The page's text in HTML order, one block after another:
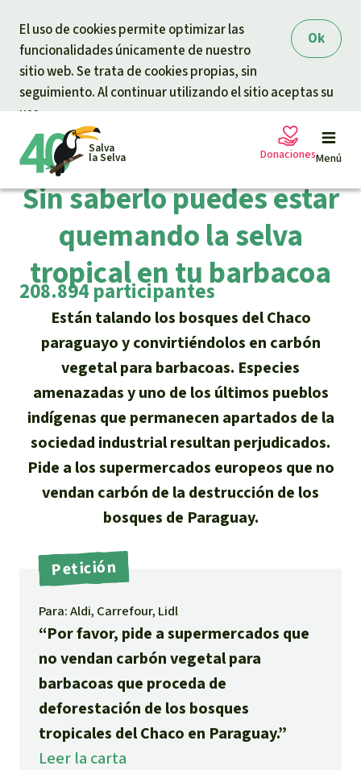
Ok
El uso de cookies permite optimizar las
funcionalidades únicamente de nuestro
sitio web. Se trata de cookies propias, sin
seguimiento. Al continuar utilizando el sitio aceptas su
uso.
Salva
la Selva Menú
Peticiones
Proyectos
Informaciones
Informaciones
Éxitos y Noticias
Suscribirme al boletín
Prensa
Banners Salva la Selva
Agenda
Temas
Clima
Madera tropical
Biodiversidad
Derechos de la Naturaleza
Bioenergía
Agua
Salva la Selva
Salva la Selva
Acerca de Salva la Selva
40 años Salva la Selva
FAQ
Transparencia
Contacto
Búsqueda
Español
Deutsch
English
Français
Italiano
Português
Indonesia
Donaciones
Tu donación ayuda
Donación general
Urgen donaciones
Certificados de donación
Preguntas y Respuestas
Donar para un tema
Bienestar animal
Defensoras y defensores de la
selva
Donar para una región
Sudeste de Asia
África
Latinoamérica
Petición terminada
Sin saberlo puedes estar
quemando la selva
tropical en tu barbacoa
208.894 participantes
Están talando los bosques del Chaco
paraguayo y convirtiéndolos en carbón
vegetal para barbacoas. Especies
amenazadas y uno de los últimos pueblos
indígenas que permanecen apartados de la
sociedad industrial resultan perjudicados.
Pide a los supermercados europeos que no
vendan carbón de la destrucción de los
bosques de Paraguay.
Petición
Para: Aldi, Carrefour, Lidl
“Por favor, pide a supermercados que
no vendan carbón vegetal para
barbacoas que proceda de
deforestación de los bosques
tropicales del Chaco en Paraguay.”
Leer la carta